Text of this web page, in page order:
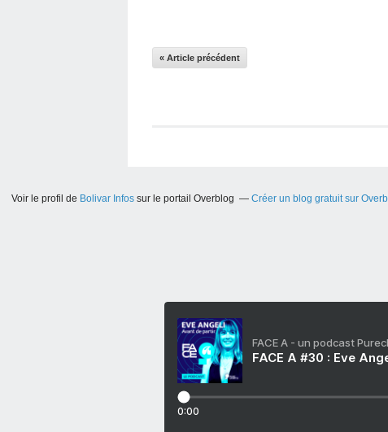
« Article précédent
Voir le profil de Bolivar Infossur le portail Overblog Créer un blog gratuit sur
FACE A - un podcast
FACE A #30 : Eve
0:00